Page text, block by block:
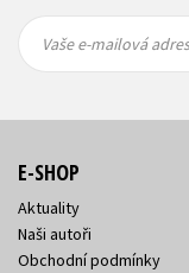
mailová
mailová
Vaše e-mailová
E-SHOP
Aktuality
Naši autoři
Obchodní podmínky